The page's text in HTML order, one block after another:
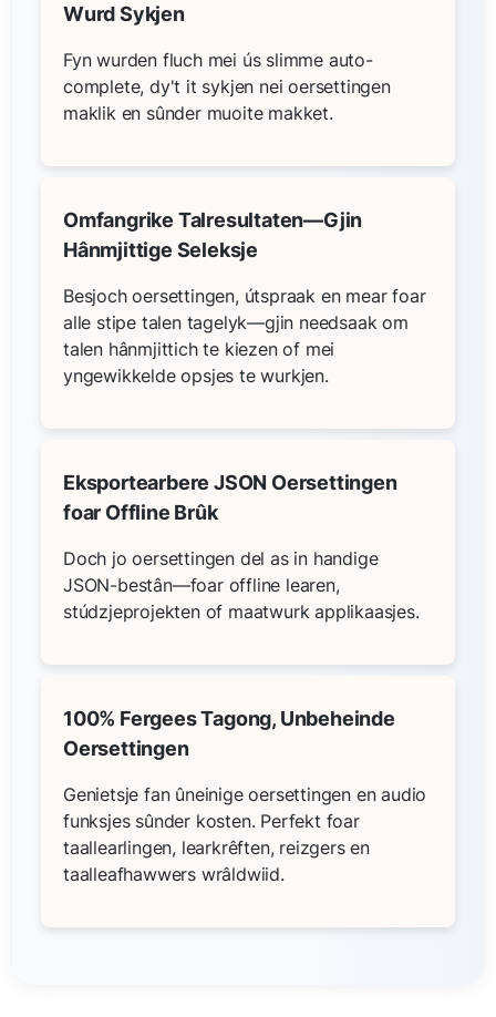
Wurd Sykjen
Fyn wurden fluch mei ús slimme auto-
complete, dy't it sykjen nei oersettingen
maklik en sûnder muoite makket.
Omfangrike Talresultaten—Gjin
Hânmjittige Seleksje
Besjoch oersettingen, útspraak en mear foar
alle stipe talen tagelyk—gjin needsaak om
talen hânmjittich te kiezen of mei
yngewikkelde opsjes te wurkjen.
Eksportearbere JSON Oersettingen
foar Offline Brûk
Doch jo oersettingen del as in handige
JSON-bestân—foar offline learen,
stúdzjeprojekten of maatwurk applikaasjes.
100% Fergees Tagong, Unbeheinde
Oersettingen
Genietsje fan ûneinige oersettingen en audio
funksjes sûnder kosten. Perfekt foar
taallearlingen, learkrêften, reizgers en
taalleafhawwers wrâldwiid.